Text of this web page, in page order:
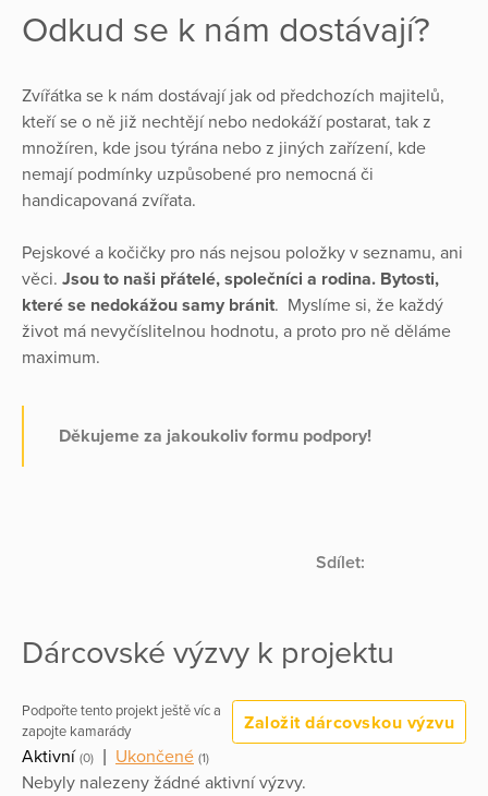
Odkud se k nám dostávají?
Zvířátka se k nám dostávají jak od předchozích majitelů,
kteří se o ně již nechtějí nebo nedokáží postarat, tak z
množíren, kde jsou týrána nebo z jiných zařízení, kde
nemají podmínky uzpůsobené pro nemocná či
handicapovaná zvířata.
Pejskové a kočičky pro nás nejsou položky v seznamu, ani
věci. Jsou to naši přátelé, společníci a rodina. Bytosti,
které se nedokážou samy bránit. Myslíme si, že každý
život má nevyčíslitelnou hodnotu, a proto pro ně děláme
maximum.
Děkujeme za jakoukoliv formu podpory!
Sdílet:
Dárcovské výzvy k projektu
Podpořte tento projekt ještě víc a
zapojte kamarády
Založit dárcovskou výzvu
Aktivní (0) | Ukončené (1)
Nebyly nalezeny žádné aktivní výzvy.